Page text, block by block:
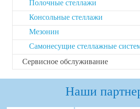
Полочные стеллажи
Консольные стеллажи
Мезонин
Самонесущие стеллажные
Сервисное обслуживание
Наши